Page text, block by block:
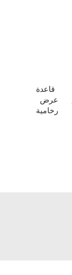
قاعدة
عرض
رخامية